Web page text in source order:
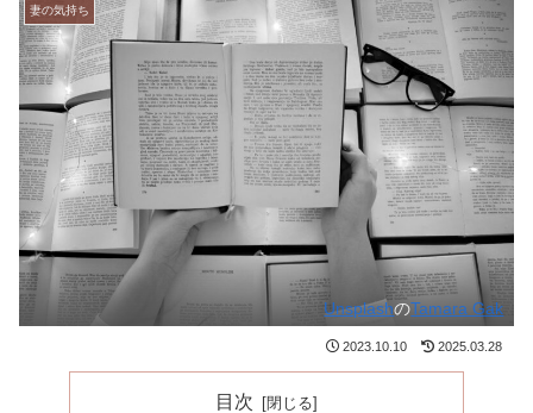
妻の気持ち
UnsplashのTamara Gak
2023.10.10 2025.03.28
目次